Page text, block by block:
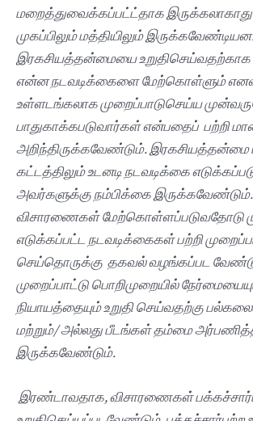
மறைத்துவைக்கப்பட்ட்தாக
முகப்பிலும் மத்தியிலும்
இரகசியத்தன்மையை உறுதிசெய்வதற்காக
என்ன நடவடிக்கைளை மேற்கொள்ளும்
உள்ளடங்கலாக முறைப்பாடுசெய்ய
பாதுகாக்கபடுவார்கள் என்பதைப் பற்றி
அறிந்திருக்கவேண்டும். இரகசியத்தன்மை
கட்டத்திலும் உடனடி நடவடிக்கை
அவர்களுக்கு நம்பிக்கை இருக்கவேண்டும்.
விசாரணைகள் மேற்கொள்ளப்படுவதோடு
எடுக்கப்பட்ட நடவடிக்கைகள் பற்றி
செய்தொருக்கு தகவல் வழங்கப்பட
முறைப்பாட்டு பொறிமுறையில்
நியாயத்தையும் உறுதி செய்வதற்கு
மற்றும்/ அல்லது பீடங்கள் தம்மை
இருக்கவேண்டும்.
இரண்டாவதாக, விசாரணைகள்